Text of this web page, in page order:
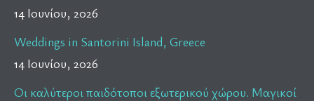
14 Ιουνίου, 2026
Weddings in Santorini Island, Greece
14 Ιουνίου, 2026
Οι καλύτεροι παιδότοποι εξωτερικού χώρου. Μαγικοί